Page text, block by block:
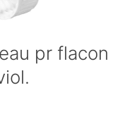
pr flacon